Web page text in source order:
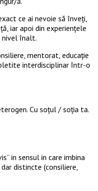
ce ai nevoie să înveți,
iar apoi din experiențele
nivel înalt.
mentorat, educație
interdisciplinar într-o
Cu soțul / soția ta.
in sensul in care imbina
distincte (consiliere,